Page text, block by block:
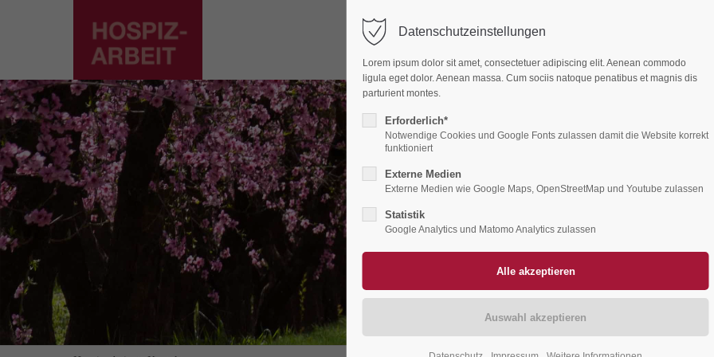
Login
Benutzername
Passwort
Register Lost your password?
Support
Lorem ipsum dolor sit amet:
24h
We offer support for our customers
Mon - Fri 8:00am - 5:00pm
Cybersteel Inc.
info@yourdomain.com
Home
Datenschutzeinstellungen
Lorem ipsum dolor sit amet, consectetuer adipiscing elit. Aenean commodo
ligula eget dolor. Aenean massa. Cum sociis natoque penatibus et magnis dis
parturient montes.
Erforderlich*
Notwendige Cookies und Google Fonts zulassen damit die Website korrekt
funktioniert
Externe Medien
Externe Medien wie Google Maps, OpenStreetMap und Youtube zulassen
Statistik
Google Analytics und Matomo Analytics zulassen